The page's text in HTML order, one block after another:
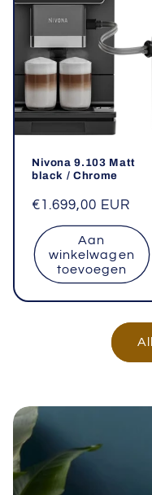
Nivona 9.103 Matt
black / Chrome
Normale
prijs
€1.699,00 EUR
Aan
winkelwagen
toevoegen